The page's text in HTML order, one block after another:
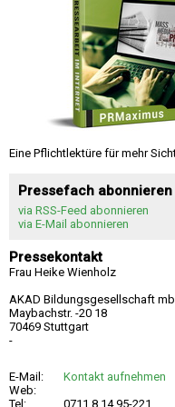
Eine Pflichtlektüre für mehr
Pressefach abonnieren
via RSS-Feed abonnieren
via E-Mail abonnieren
Pressekontakt
Frau Heike Wienholz
AKAD Bildungsgesellschaft
Maybachstr. -20 18
70469 Stuttgart
-
E-Mail:
Kontakt aufnehmen
Web:
Tel:
0711 8 14 95-221